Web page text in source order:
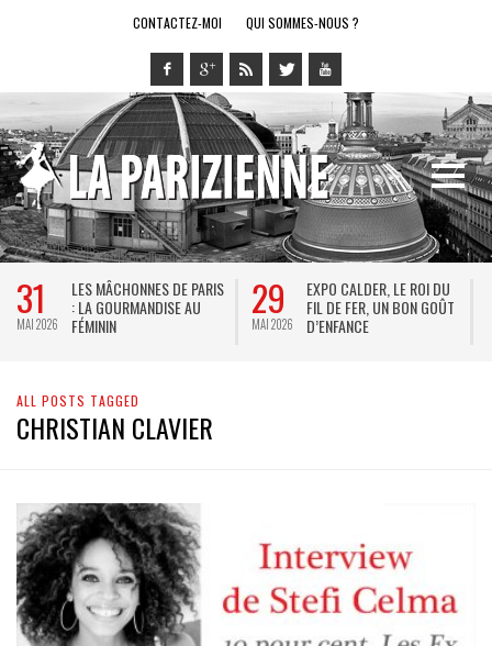
CONTACTEZ-MOI QUI SOMMES-NOUS ?
31
MAI 2026
LES MÂCHONNES DE PARIS
: LA GOURMANDISE AU
FÉMININ
29
MAI 2026
EXPO CALDER, LE ROI DU
FIL DE FER, UN BON GOÛT
D’ENFANCE
ALL POSTS TAGGED
CHRISTIAN CLAVIER